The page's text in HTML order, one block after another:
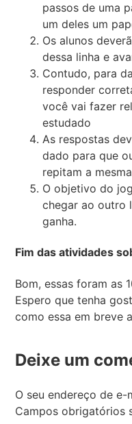
passos de uma
um deles um
Os alunos
dessa linha e
Contudo, para
responder
você vai fazer
estudado
As respostas
dado para que
repitam a
O objetivo do
chegar ao outro
ganha.
Fim das atividades
Bom, essas foram as
Espero que tenha
como essa em breve
Deixe um
O seu endereço de
Campos obrigatórios